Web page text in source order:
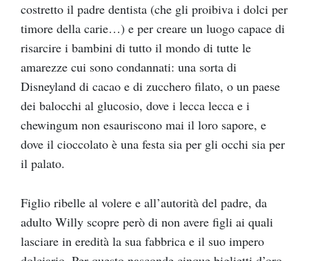
costretto il padre dentista (che gli proibiva i dolci per
timore della carie…) e per creare un luogo capace di
risarcire i bambini di tutto il mondo di tutte le
amarezze cui sono condannati: una sorta di
Disneyland di cacao e di zucchero filato, o un paese
dei balocchi al glucosio, dove i lecca lecca e i
chewingum non esauriscono mai il loro sapore, e
dove il cioccolato è una festa sia per gli occhi sia per
il palato.
Figlio ribelle al volere e all’autorità del padre, da
adulto Willy scopre però di non avere figli ai quali
lasciare in eredità la sua fabbrica e il suo impero